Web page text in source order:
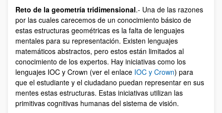
Reto de la geometría tridimensional.- Una de las razones
por las cuales carecemos de un conocimiento básico de
estas estructuras geométricas es la falta de lenguajes
mentales para su representación. Existen lenguajes
matemáticos abstractos, pero estos están limitados al
conocimiento de los expertos. Hay iniciativas como los
lenguajes IOC y Crown (ver el enlace IOC y Crown) para
que el estudiante y el ciudadano puedan representar en sus
mentes estas estructuras. Estas iniciativas utilizan las
primitivas cognitivas humanas del sistema de visión.